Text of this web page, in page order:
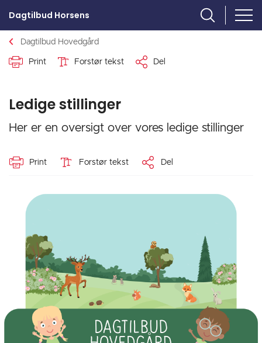
Dagtilbud Horsens
Dagtilbud Hovedgård
Print Forstør tekst Del
Ledige stillinger
Her er en oversigt over vores ledige stillinger
Print Forstør tekst Del